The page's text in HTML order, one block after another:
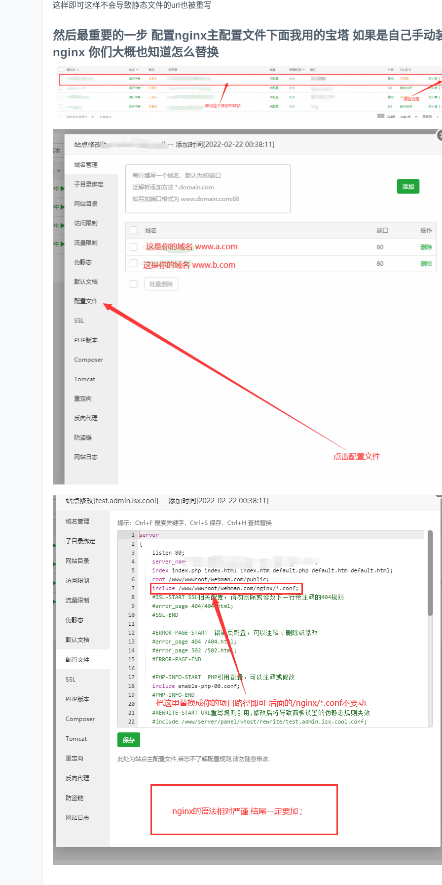
这样即可这样不会导致静态文件的url也被重写
然后最重要的一步 配置nginx主配置文件下面我用的宝塔 如果是自己手动
nginx 你们大概也知道怎么替换